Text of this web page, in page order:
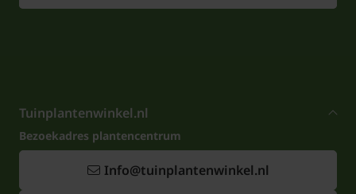
Tuinplantenwinkel.nl
Bezoekadres plantencentrum
Info@tuinplantenwinkel.nl